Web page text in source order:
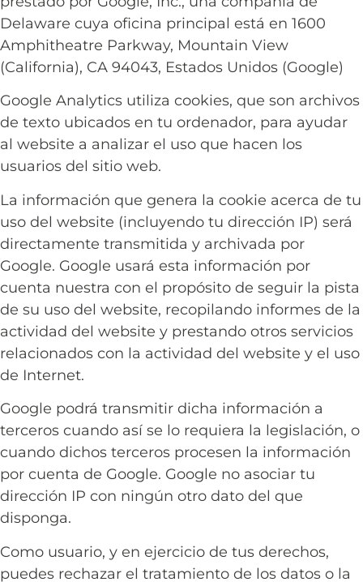
Delaware cuya oficina principal está en 1600
Amphitheatre Parkway, Mountain View
(California), CA 94043, Estados Unidos (Google)
Google Analytics utiliza cookies, que son archivos
de texto ubicados en tu ordenador, para ayudar
al website a analizar el uso que hacen los
usuarios del sitio web.
La información que genera la cookie acerca de tu
uso del website (incluyendo tu dirección IP) será
directamente transmitida y archivada por
Google. Google usará esta información por
cuenta nuestra con el propósito de seguir la pista
de su uso del website, recopilando informes de la
actividad del website y prestando otros servicios
relacionados con la actividad del website y el uso
de Internet.
Google podrá transmitir dicha información a
terceros cuando así se lo requiera la legislación, o
cuando dichos terceros procesen la información
por cuenta de Google. Google no asociar tu
dirección IP con ningún otro dato del que
disponga.
Como usuario, y en ejercicio de tus derechos,
puedes rechazar el tratamiento de los datos o la